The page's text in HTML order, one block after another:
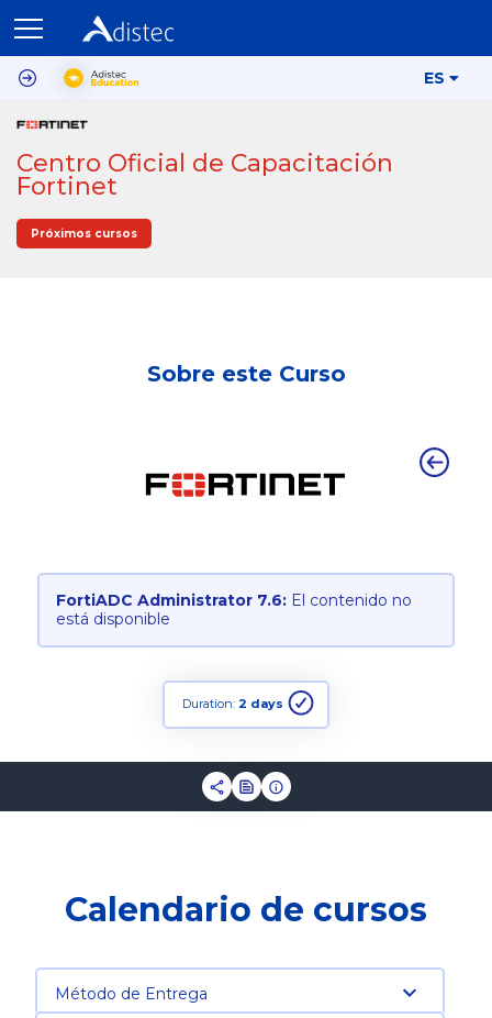
ES
Centro Oficial de Capacitación
Fortinet
Próximos cursos
Sobre este Curso
FortiADC Administrator 7.6: El contenido no
está disponible
Duration: 2 days
Calendario de cursos
Método de Entrega